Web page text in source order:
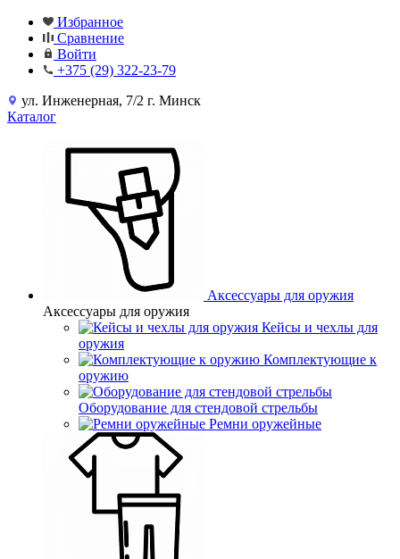
Избранное
Сравнение
Войти
+375 (29) 322-23-79
ул. Инженерная, 7/2 г. Минск
Каталог
Аксессуары для оружия
Аксессуары для оружия
Кейсы и чехлы для
оружия
Комплектующие к
оружию
Оборудование для стендовой стрельбы
Ремни оружейные